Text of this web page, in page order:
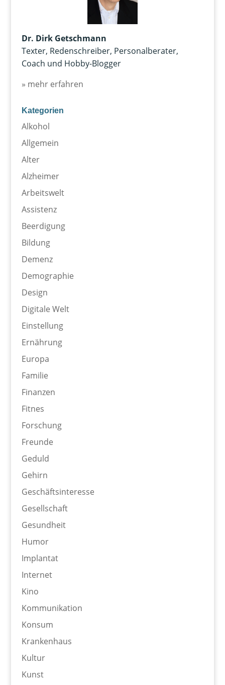
Dr. Dirk Getschmann
Texter, Redenschreiber, Personalberater,
Coach und Hobby-Blogger
» mehr erfahren
Kategorien
Alkohol
Allgemein
Alter
Alzheimer
Arbeitswelt
Assistenz
Beerdigung
Bildung
Demenz
Demographie
Design
Digitale Welt
Einstellung
Ernährung
Europa
Familie
Finanzen
Fitnes
Forschung
Freunde
Geduld
Gehirn
Geschäftsinteresse
Gesellschaft
Gesundheit
Humor
Implantat
Internet
Kino
Kommunikation
Konsum
Krankenhaus
Kultur
Kunst